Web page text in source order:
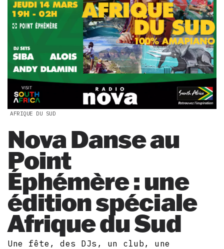
AFRIQUE DU SUD
Nova Danse au
Point
Éphémère : une
édition spéciale
Afrique du Sud
Une fête, des DJs, un club, une